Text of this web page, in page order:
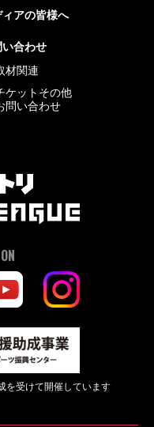
ィアの皆様へ
い合わせ
材関連
ケットその他
問い合わせ
を受けて開催しています